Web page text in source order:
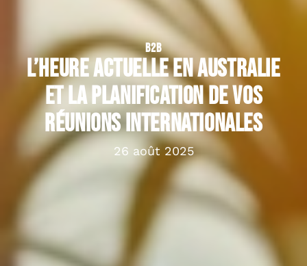
B2B
L’heure actuelle en Australie
et la planification de vos
réunions internationales
26 août 2025